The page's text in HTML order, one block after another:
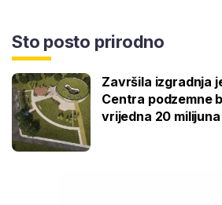
Sto posto prirodno
Završila izgradnja
Centra podzemne
vrijedna 20